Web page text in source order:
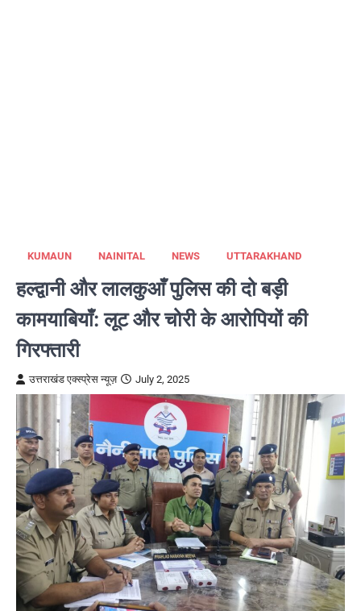
KUMAUN NAINITAL NEWS UTTARAKHAND
हल्द्वानी और लालकुआँ पुलिस की दो बड़ी
कामयाबियाँ: लूट और चोरी के आरोपियों की
गिरफ्तारी
उत्तराखंड एक्स्प्रेस न्यूज़ July 2, 2025